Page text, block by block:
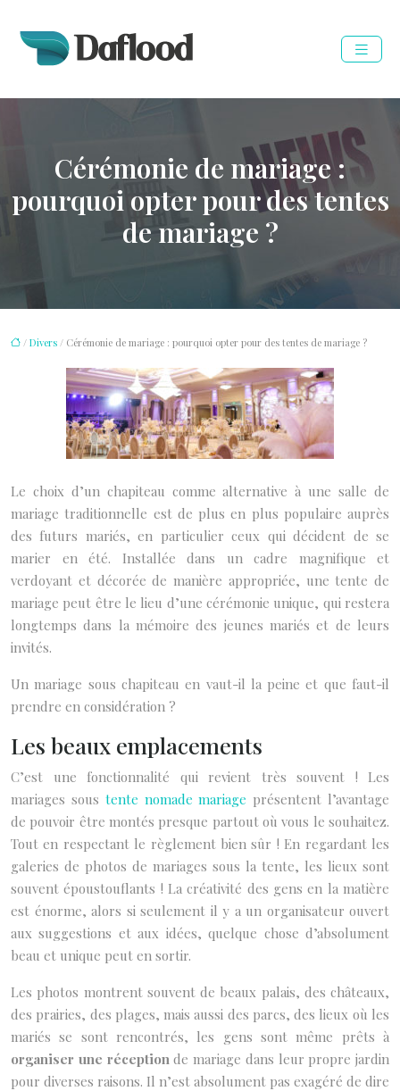
Cérémonie de mariage :
pourquoi opter pour des tentes
de mariage ?
/ Divers / Cérémonie de mariage : pourquoi opter pour des tentes de mariage ?
Le choix d’un chapiteau comme alternative à une salle de
mariage traditionnelle est de plus en plus populaire auprès
des futurs mariés, en particulier ceux qui décident de se
marier en été. Installée dans un cadre magnifique et
verdoyant et décorée de manière appropriée, une tente de
mariage peut être le lieu d’une cérémonie unique, qui restera
longtemps dans la mémoire des jeunes mariés et de leurs
invités.
Un mariage sous chapiteau en vaut-il la peine et que faut-il
prendre en considération ?
Les beaux emplacements
C’est une fonctionnalité qui revient très souvent ! Les
mariages sous tente nomade mariage présentent l’avantage
de pouvoir être montés presque partout où vous le souhaitez.
Tout en respectant le règlement bien sûr ! En regardant les
galeries de photos de mariages sous la tente, les lieux sont
souvent époustouflants ! La créativité des gens en la matière
est énorme, alors si seulement il y a un organisateur ouvert
aux suggestions et aux idées, quelque chose d’absolument
beau et unique peut en sortir.
Les photos montrent souvent de beaux palais, des châteaux,
des prairies, des plages, mais aussi des parcs, des lieux où les
mariés se sont rencontrés, les gens sont même prêts à
organiser une réceptionde mariage dans leur propre jardin
pour diverses raisons. Il n’est absolument pas exagéré de dire